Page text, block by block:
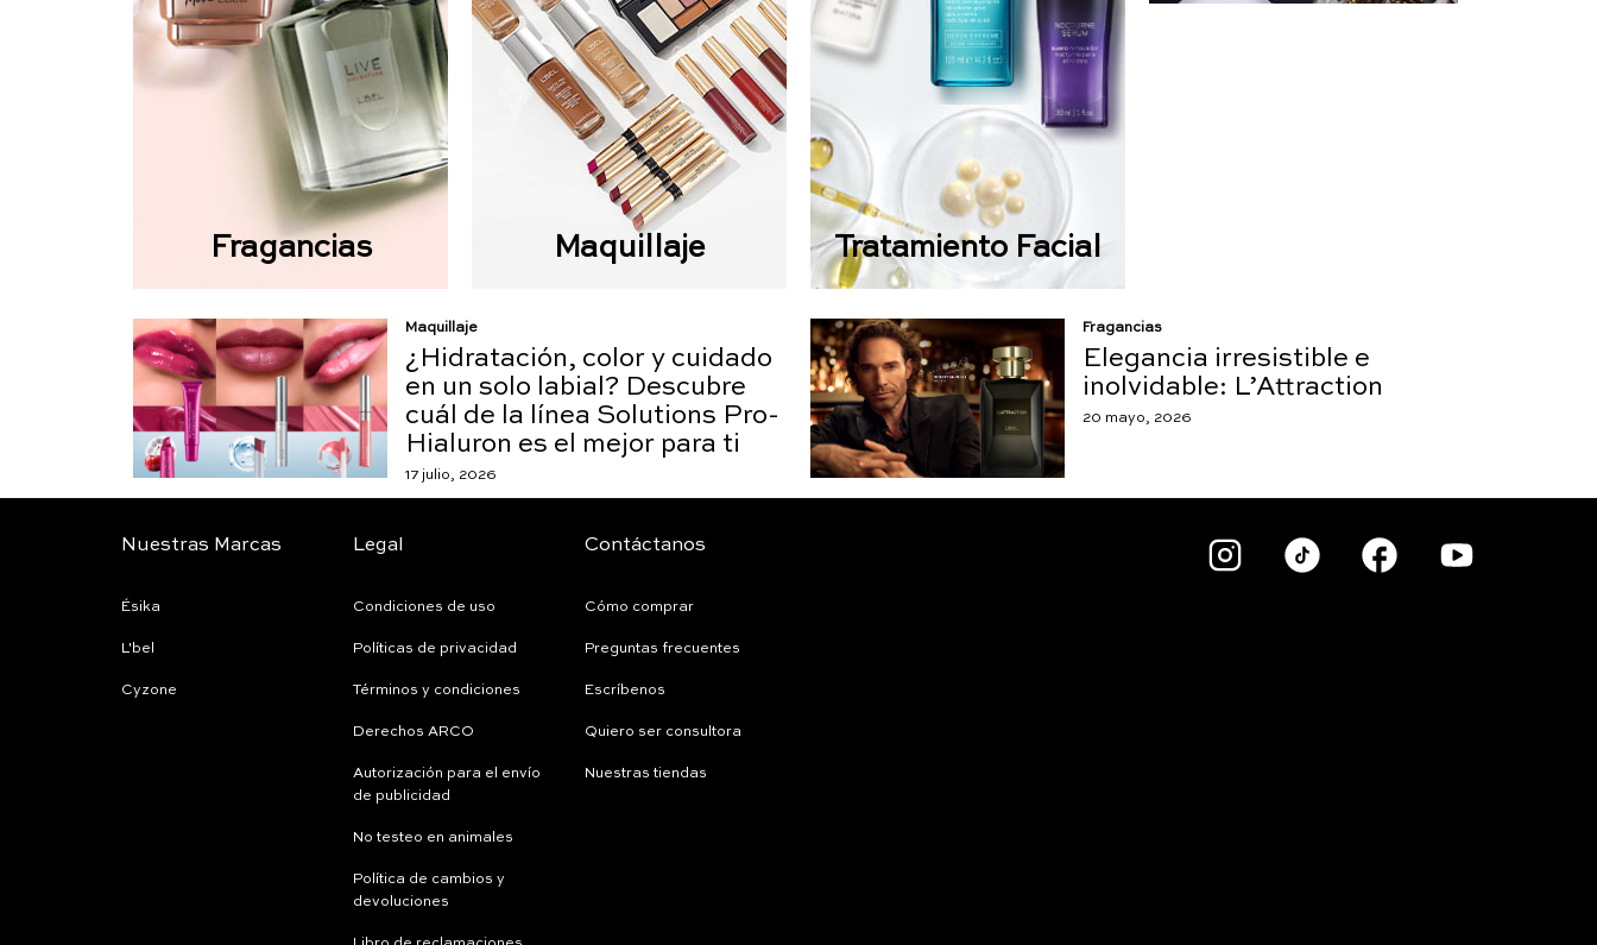
Fragancias Maquillaje Tratamiento Facial
Maquillaje
¿Hidratación, color y cuidado
en un solo labial? Descubre
cuál de la línea Solutions Pro-
Hialuron es el mejor para ti
17 julio, 2026
Fragancias
Elegancia irresistible e
inolvidable: L’Attraction
20 mayo, 2026
Nuestras Marcas
Ésika
L'bel
Cyzone
Legal
Condiciones de uso
Políticas de privacidad
Términos y condiciones
Derechos ARCO
Autorización para el envío
de publicidad
No testeo en animales
Política de cambios y
devoluciones
Contáctanos
Cómo comprar
Preguntas frecuentes
Escríbenos
Quiero ser consultora
Nuestras tiendas